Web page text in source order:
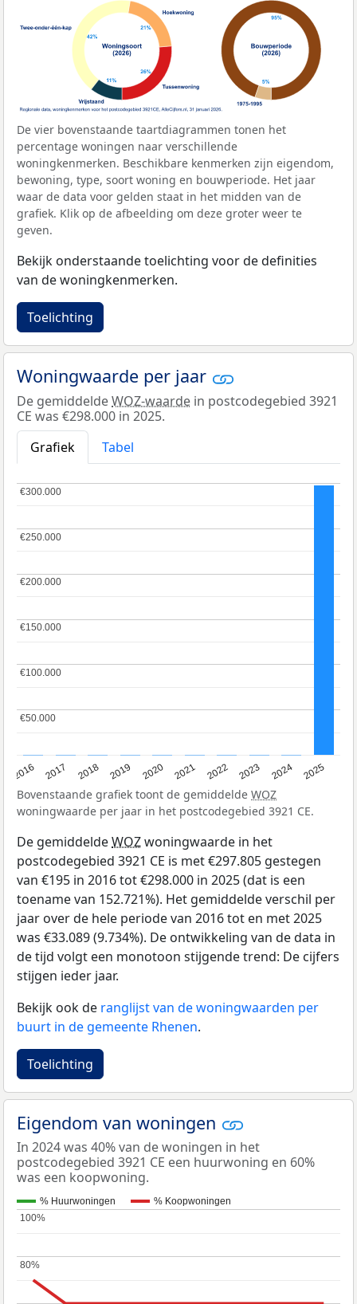
De vier bovenstaande taartdiagrammen tonen het
percentage woningen naar verschillende
woningkenmerken. Beschikbare kenmerken zijn eigendom,
bewoning, type, soort woning en bouwperiode. Het jaar
waar de data voor gelden staat in het midden van de
grafiek. Klik op de afbeelding om deze groter weer te
geven.
Bekijk onderstaande toelichting voor de definities
van de woningkenmerken.
Toelichting
Woningwaarde per jaar
De gemiddeldeWOZ-waarde in postcodegebied 3921
CE was €298.000 in 2025.
Grafiek
Tabel
2016 2017 2018 2019 2020 2021 2022 2023 2024 2025
€50.000
€50.000
€100.000
€100.000
€150.000
€150.000
€200.000
€200.000
€250.000
€250.000
€300.000
€300.000
Bovenstaande grafiek toont de gemiddelde WOZ
woningwaarde per jaar in het postcodegebied 3921 CE.
De gemiddeldeWOZwoningwaarde in het
postcodegebied 3921 CE is met €297.805 gestegen
van €195 in 2016 tot €298.000 in 2025 (dat is een
toename van 152.721%). Het gemiddelde verschil per
jaar over de hele periode van 2016 tot en met 2025
was €33.089 (9.734%). De ontwikkeling van de data in
de tijd volgt een monotoon stijgende trend: De cijfers
stijgen ieder jaar.
Bekijk ook de ranglijst van de woningwaarden per
buurt in de gemeente Rhenen.
Toelichting
Eigendom van woningen
In 2024 was 40% van de woningen in het
postcodegebied 3921 CE een huurwoning en 60%
was een koopwoning.
% Huurwoningen % Koopwoningen
80%
80%
100%
100%